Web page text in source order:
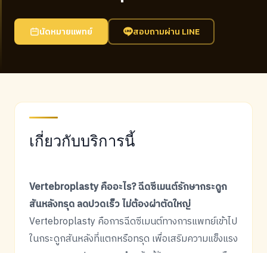
นัดหมายแพทย์ สอบถามผ่าน LINE
เกี่ยวกับบริการนี้
Vertebroplasty คืออะไร? ฉีดซีเมนต์รักษากระดูก
สันหลังทรุด ลดปวดเร็ว ไม่ต้องผ่าตัดใหญ่
Vertebroplasty คือการฉีดซีเมนต์ทางการแพทย์เข้าไป
ในกระดูกสันหลังที่แตกหรือทรุด เพื่อเสริมความแข็งแรง